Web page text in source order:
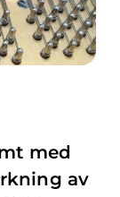
med
av